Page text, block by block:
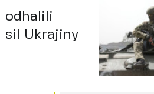
odhalili
sil Ukrajiny